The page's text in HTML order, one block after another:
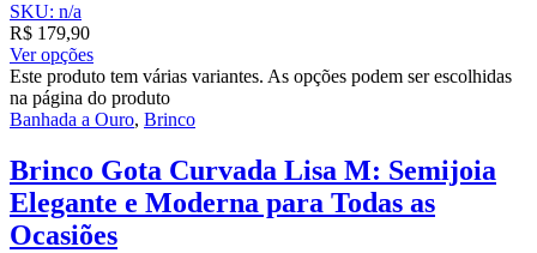
SKU: n/a
R$ 179,90
Ver opções
Este produto tem várias variantes. As opções podem ser escolhidas
na página do produto
Banhada a Ouro, Brinco
Brinco Gota Curvada Lisa M: Semijoia
Elegante e Moderna para Todas as
Ocasiões